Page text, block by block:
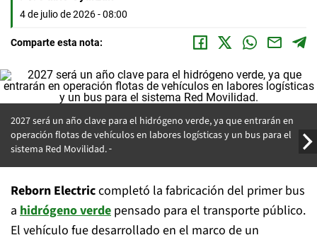
4 de julio de 2026 - 08:00
Comparte esta nota:
2027 será un año clave para el hidrógeno verde, ya que entrarán en
operación flotas de vehículos en labores logísticas y un bus para el
sistema Red Movilidad.
Reborn Electriccompletó la fabricación del primer bus
a hidrógeno verde pensado para el transporte público.
El vehículo fue desarrollado en el marco de un